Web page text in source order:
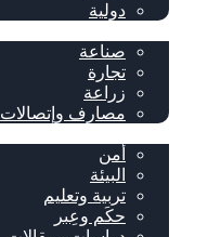
دولية
صناعة
تجارة
زراعة
مصارف وإتصالات
أمن
البيئة
تربية وتعليم
حكَم وعِبر